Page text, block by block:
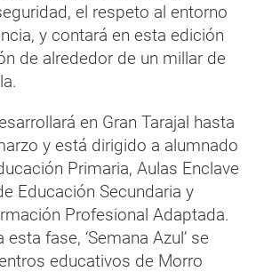
el respeto al entorno
y contará en esta edición
de alrededor de un millar de
en Gran Tarajal hasta
y está dirigido a alumnado
Primaria, Aulas Enclave
Educación Secundaria y
Profesional Adaptada.
fase, ‘Semana Azul’ se
educativos de Morro